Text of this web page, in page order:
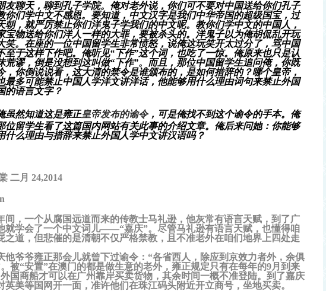
友聊天，聊到孔子学院。俺对老外说，你们可不要对中国送给你们孔子
你们学中文不感恩。要知道，中文汉字是我们中华帝国的超级国宝，过
朝，就严厉禁止你们洋鬼子学我们的中文呢。教你们学中文的中国人，
宝物送给你们洋人一样的大罪，要被杀头的。
洋鬼子以为俺胡侃乱开玩
笑。在座的一位中国留学生非常愤怒，说俺这玩笑开太过分了，骂中国
至于这样下作吧。俺听见“下作”这个词，也吃了一惊。 俺原来也只是认
荒谬，倒是没想到这叫做“下作”。而且，那位中国留学生追问俺，你既
，你倒说说看，这大清的禁令是谁颁布的，是如何措辞的？哪个皇帝，
最多可能禁止中国人学洋文讲洋话，他能够用什么理由词句来禁止外国
的语言文字？
虽然知道这是雍正皇帝发布的谕令，可是俺找不到这个谕令的手本。俺
位留学生看了这篇国内网站有关此事的介绍文章。俺后来问她：你能够
什么理由与措辞来禁止外国人学中文讲汉语吗？
二月 24,2014
间，一个从腐国远道而来的传教士马礼逊，他灰常有语言天赋，到了广
就学会了一个中文词儿——“嘉庆”。尽管马礼逊有语言天赋，也懂得咱
之道，但悲催的是清朝不仅严格禁教，且不准老外在咱们地界上四处走
他爷爷雍正那会儿就曾下过谕令：“各省西人，除应到京效力者外，余俱
被“安置”在澳门的都是做生意的老外，雍正规定只有在每年的9月到来
国商船才可以在广州靠岸买卖货物，其余时间一概不准登陆。到了嘉庆
英美等国网开一面，准许他们在珠江码头附近开立商号，坐地买卖。